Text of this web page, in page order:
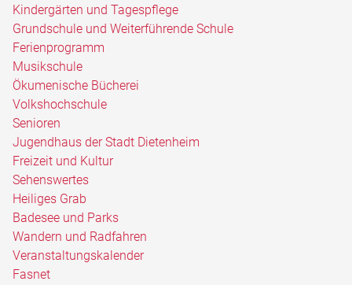
Kindergärten und Tagespflege
Grundschule und Weiterführende Schule
Ferienprogramm
Musikschule
Ökumenische Bücherei
Volkshochschule
Senioren
Jugendhaus der Stadt Dietenheim
Freizeit und Kultur
Sehenswertes
Heiliges Grab
Badesee und Parks
Wandern und Radfahren
Veranstaltungskalender
Fasnet